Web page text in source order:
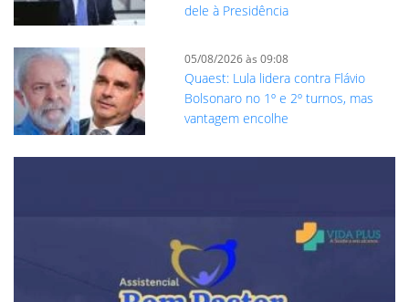
dele à Presidência
05/08/2026 às 09:08
Quaest: Lula lidera contra Flávio
Bolsonaro no 1º e 2º turnos, mas
vantagem encolhe